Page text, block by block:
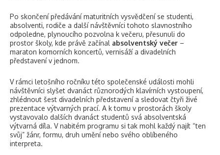
Po skončení předávání maturitních vysvědčení se studenti,
absolventi, rodiče a další návštěvníci tohoto slavnostního
odpoledne, plynoucího pozvolna k večeru, přesunuli do
prostor školy, kde právě začínal absolventský večer –
maraton komorních koncertů, vernisáží a divadelních
představení v jednom.
V rámci letošního ročníku této společenské události mohli
návštěvníci slyšet dvanáct různorodých klavírních vystoupení,
zhlédnout šest divadelních představení a sledovat čtyři živé
prezentace výtvarných prací. A k tomu v prostorách školy
vystavovalo dalších dvanáct studentů svá absolventská
výtvarná díla. V nabitém programu si tak mohl každý najít “ten
svůj” žánr, formu, druh umění nebo svého oblíbeného
interpreta.